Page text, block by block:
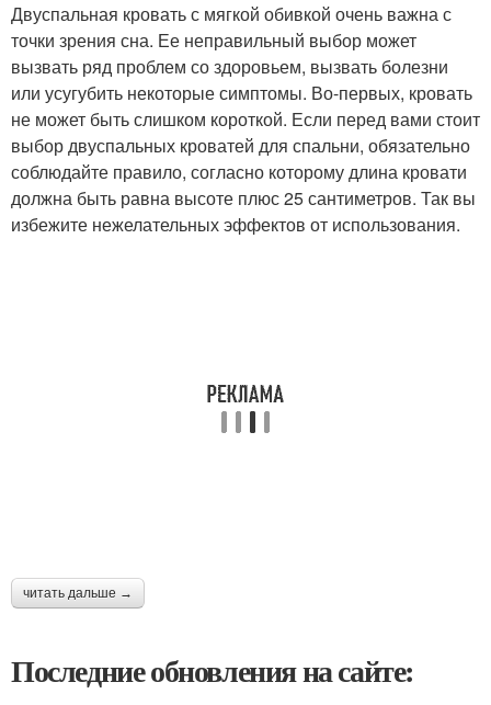
Двуспальная кровать с мягкой обивкой очень важна с
точки зрения сна. Ее неправильный выбор может
вызвать ряд проблем со здоровьем, вызвать болезни
или усугубить некоторые симптомы. Во-первых, кровать
не может быть слишком короткой. Если перед вами стоит
выбор двуспальных кроватей для спальни, обязательно
соблюдайте правило, согласно которому длина кровати
должна быть равна высоте плюс 25 сантиметров. Так вы
избежите нежелательных эффектов от использования.
читать дальше →
Последние обновления на сайте: